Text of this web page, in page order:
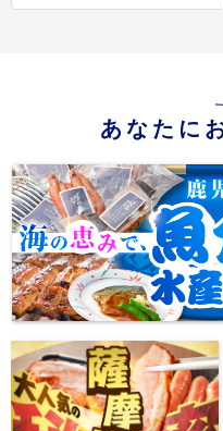
あなたに